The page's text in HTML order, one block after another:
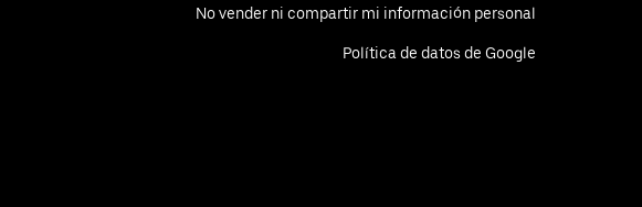
No vender ni compartir mi información personal
Política de datos de Google